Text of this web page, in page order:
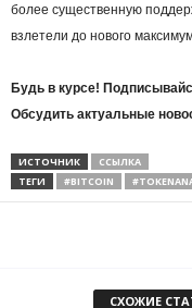
более существенную
взлетели до нового
Будь в курсе!
Обсудить актуальные
ИСТОЧНИК
ССЫЛКА
ТЕГИ
#BITCOIN
СХОЖИЕ